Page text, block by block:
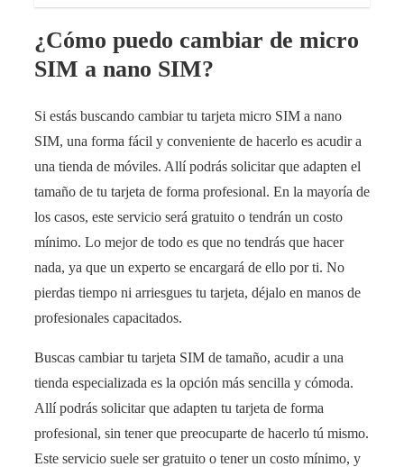
¿Cómo puedo cambiar de micro
SIM a nano SIM?
Si estás buscando cambiar tu tarjeta micro SIM a nano
SIM, una forma fácil y conveniente de hacerlo es acudir a
una tienda de móviles. Allí podrás solicitar que adapten el
tamaño de tu tarjeta de forma profesional. En la mayoría de
los casos, este servicio será gratuito o tendrán un costo
mínimo. Lo mejor de todo es que no tendrás que hacer
nada, ya que un experto se encargará de ello por ti. No
pierdas tiempo ni arriesgues tu tarjeta, déjalo en manos de
profesionales capacitados.
Buscas cambiar tu tarjeta SIM de tamaño, acudir a una
tienda especializada es la opción más sencilla y cómoda.
Allí podrás solicitar que adapten tu tarjeta de forma
profesional, sin tener que preocuparte de hacerlo tú mismo.
Este servicio suele ser gratuito o tener un costo mínimo, y